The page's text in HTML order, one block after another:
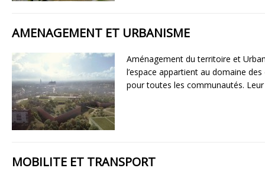
AMENAGEMENT ET URBANISME
Aménagement du territoire et
l’espace appartient au domaine
pour toutes les communautés.
MOBILITE ET TRANSPORT